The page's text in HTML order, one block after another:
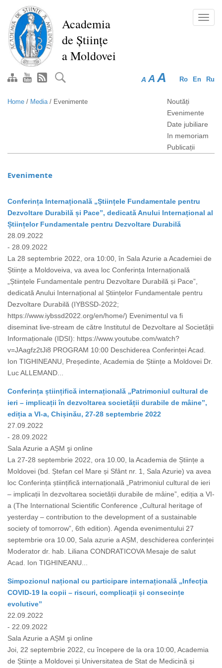
main
content
Academia
de Științe
a Moldovei
Ro En Ru
A A A
Home / Media/ Evenimente
Noutăți
Evenimente
Date jubiliare
In memoriam
Publicații
Evenimente
Conferința Internațională „Științele Fundamentale pentru
Dezvoltare Durabilă și Pace”, dedicată Anului Internațional al
Științelor Fundamentale pentru Dezvoltare Durabilă
28.09.2022
- 28.09.2022
La 28 septembrie 2022, ora 10:00, în Sala Azurie a Academiei de
Științe a Moldoveiva, va avea loc Conferința Internațională
„Științele Fundamentale pentru Dezvoltare Durabilă și Pace”,
dedicată Anului Internațional al Științelor Fundamentale pentru
Dezvoltare Durabilă (IYBSSD-2022;
https://www.iybssd2022.org/en/home/) Evenimentul va fi
diseminat live-stream de către Institutul de Dezvoltare al Societății
Informaționale (IDSI): https://www.youtube.com/watch?
v=JAagfz2tJi8 PROGRAM 10:00 Deschiderea Conferinței Acad.
Ion TIGHINEANU, Președinte, Academia de Științe a Moldovei Dr.
Luc ALLEMAND...
Conferința științifică internațională „Patrimoniul cultural de
ieri – implicații în dezvoltarea societății durabile de mâine”,
ediția a VI-a, Chișinău, 27-28 septembrie 2022
27.09.2022
- 28.09.2022
Sala Azurie a AȘM şi online
La 27-28 septembrie 2022, ora 10.00, la Academia de Științe a
Moldovei (bd. Ștefan cel Mare și Sfânt nr. 1, Sala Azurie) va avea
loc Conferința științifică internațională „Patrimoniul cultural de ieri
– implicații în dezvoltarea societății durabile de mâine”, ediția a VI-
a (The International Scientific Conference „Cultural heritage of
yesterday – contribution to the development of a sustainable
society of tomorrow”, 6th edition). Agenda evenimentului 27
septembrie ora 10.00, Sala azurie a AȘM, deschiderea conferinței
Moderator dr. hab. Liliana CONDRATICOVA Mesaje de salut
Acad. Ion TIGHINEANU...
Simpozionul național cu participare internațională „Infecția
COVID-19 la copii – riscuri, complicații și consecințe
evolutive”
22.09.2022
- 22.09.2022
Sala Azurie a AȘM şi online
Joi, 22 septembrie 2022, cu începere de la ora 10:00, Academia
de Științe a Moldovei și Universitatea de Stat de Medicină și